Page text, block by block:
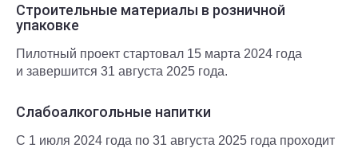
Строительные материалы в розничной
упаковке
Пилотный проект стартовал 15 марта 2024 года
и завершится 31 августа 2025 года.
Слабоалкогольные напитки
С 1 июля 2024 года по 31 августа 2025 года проходит